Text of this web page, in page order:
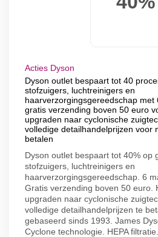
Acties Dyson
Dyson outlet bespaart tot 40
stofzuigers, luchtreinigers en
haarverzorgingsgereedschap met
gratis verzending boven 50 euro
upgraden naar cyclonische
volledige detailhandelprijzen voor
betalen
Dyson outlet bespaart tot 40% op
stofzuigers, luchtreinigers en
haarverzorgingsgereedschap. 6
Gratis verzending boven 50 euro.
upgraden naar cyclonische
volledige detailhandelprijzen te
gebaseerd sinds 1993. James
Cyclone technologie. HEPA